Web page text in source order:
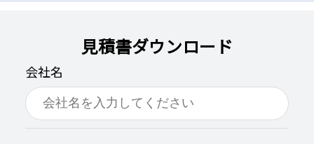
見積書ダウンロード
会社名